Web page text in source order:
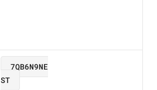
7QB6N9NE
ST